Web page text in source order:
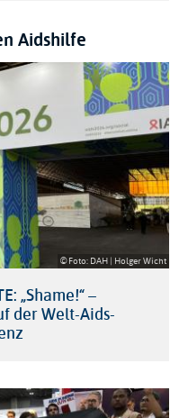
Aidshilfe
© Foto: DAH | Holger Wicht
„Shame!“ –
der Welt-Aids-